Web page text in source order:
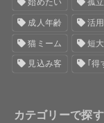
始めたい 孤
成人年齢 活用
猫ミーム 短大
見込み客 ｢得
カテゴリーで探す